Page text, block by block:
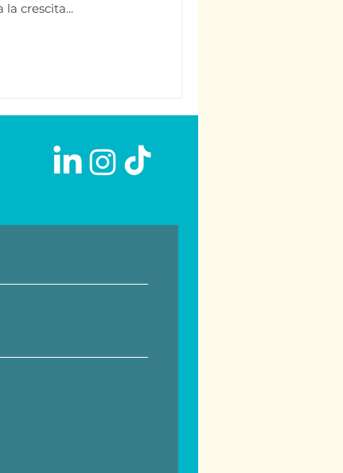
la crescita...